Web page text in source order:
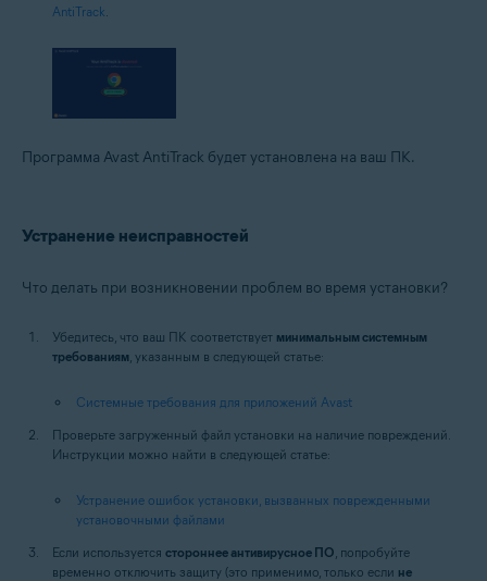
AntiTrack.
Программа Avast AntiTrack будет установлена на ваш ПК.
Устранение неисправностей
Что делать при возникновении проблем во время установки?
Убедитесь, что ваш ПК соответствует минимальным системным
требованиям , указанным в следующей статье:
Системные требования для приложений Avast
Проверьте загруженный файл установки на наличие повреждений.
Инструкции можно найти в следующей статье:
Устранение ошибок установки, вызванных поврежденными
установочными файлами
Если используется стороннее антивирусное ПО , попробуйте
временно отключить защиту (это применимо, только если не